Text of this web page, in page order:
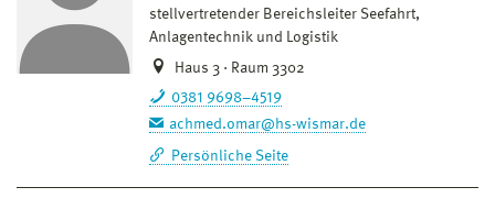
stellvertretender Bereichsleiter Seefahrt,
Anlagentechnik und Logistik
Haus 3 · Raum 3302
0381 9698–4519
achmed.omar@hs-wismar.de
Persönliche Seite